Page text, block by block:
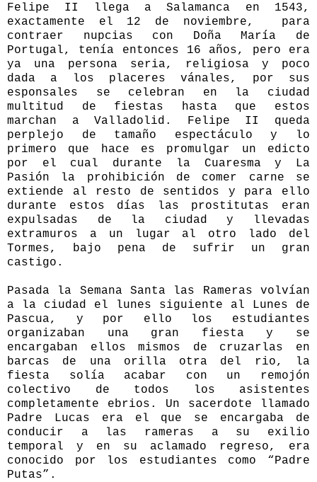
Felipe II llega a Salamanca en 1543,
exactamente el 12 de noviembre, para
contraer nupcias con Doña María de
Portugal, tenía entonces 16 años, pero era
ya una persona seria, religiosa y poco
dada a los placeres vánales, por sus
esponsales se celebran en la ciudad
multitud de fiestas hasta que estos
marchan a Valladolid. Felipe II queda
perplejo de tamaño espectáculo y lo
primero que hace es promulgar un edicto
por el cual durante la Cuaresma y La
Pasión la prohibición de comer carne se
extiende al resto de sentidos y para ello
durante estos días las prostitutas eran
expulsadas de la ciudad y llevadas
extramuros a un lugar al otro lado del
Tormes, bajo pena de sufrir un gran
castigo.
Pasada la Semana Santa las Rameras volvían
a la ciudad el lunes siguiente al Lunes de
Pascua, y por ello los estudiantes
organizaban una gran fiesta y se
encargaban ellos mismos de cruzarlas en
barcas de una orilla otra del rio, la
fiesta solía acabar con un remojón
colectivo de todos los asistentes
completamente ebrios. Un sacerdote llamado
Padre Lucas era el que se encargaba de
conducir a las rameras a su exilio
temporal y en su aclamado regreso, era
conocido por los estudiantes como “Padre
Putas”.